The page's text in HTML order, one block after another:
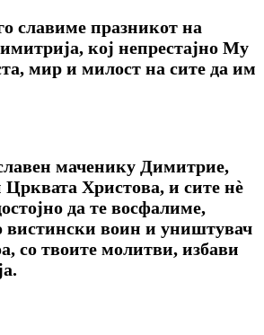
славиме празникот на
кој непрестајно Му
мир и милост на сите да им
маченику Димитрие,
Црквата Христова, и сите нѐ
да те восфалиме,
вистински воин и уништувач
со твоите молитви, избави